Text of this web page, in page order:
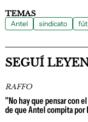
TEMAS
Antel sindicato
SEGUÍ
RAFFO
"No hay que pensar con
de que Antel compita